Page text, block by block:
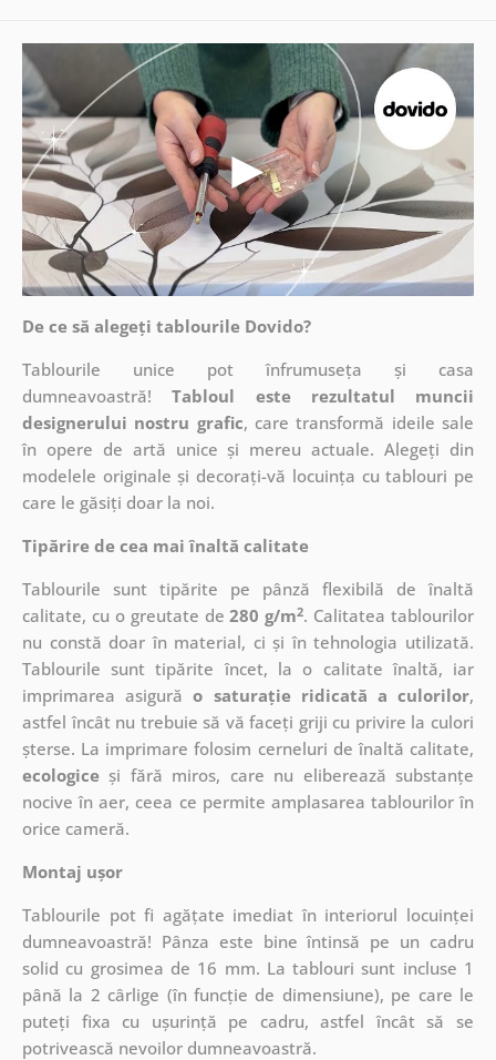
De ce să alegeți tablourile Dovido?
Tablourile unice pot înfrumuseța și casa
dumneavoastră!Tabloul este rezultatul muncii
designerului nostru grafic, caretransformă ideile sale
în opere de artă unice și mereu actuale. Alegeți din
modelele originale și decorați-vă locuința cu tablouri pe
care le găsiți doar la noi.
Tipărire de cea mai înaltă calitate
Tablourile sunt tipărite pe pânză flexibilă de înaltă
calitate, cu o greutate de280 g/m2. Calitatea tablourilor
nu constă doar în material, ci și în tehnologia utilizată.
Tablourile sunt tipărite încet, la o calitate înaltă, iar
imprimarea asigurăo saturație ridicată a culorilor,
astfel încât nu trebuie să vă faceți griji cu privire la culori
șterse. La imprimare folosim cerneluri de înaltă calitate,
ecologiceși fără miros, care nu eliberează substanțe
nocive în aer, ceea ce permite amplasarea tablourilor în
orice cameră.
Montaj ușor
Tablourile pot fi agățate imediat în interiorul locuinței
dumneavoastră! Pânza este bine întinsă pe un cadru
solid cu grosimea de 16 mm. La tablouri sunt incluse 1
până la 2 cârlige (în funcție de dimensiune), pe care le
puteți fixa cu ușurință pe cadru, astfel încât să se
potrivească nevoilor dumneavoastră.